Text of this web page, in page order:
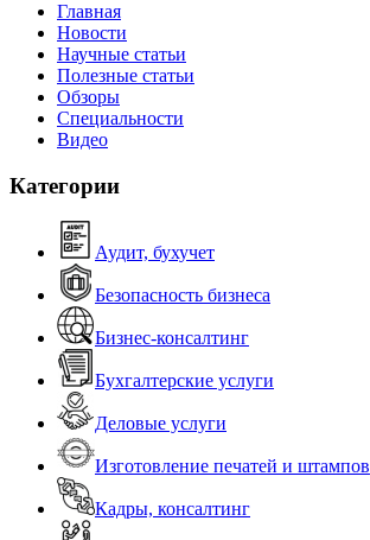
Главная
Новости
Научные статьи
Полезные статьи
Обзоры
Специальности
Видео
Категории
Аудит, бухучет
Безопасность бизнеса
Бизнес-консалтинг
Бухгалтерские услуги
Деловые услуги
Изготовление печатей и штампов
Кадры, консалтинг